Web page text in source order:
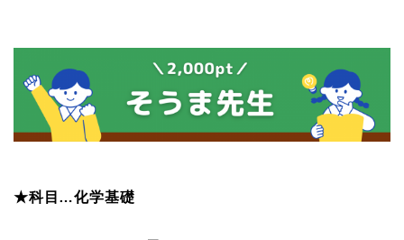
★科目…化学基礎